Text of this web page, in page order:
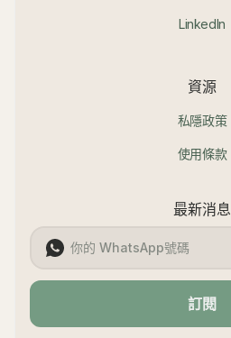
LinkedIn
資源
私隱政策
使用條款
最新消息
訂閱